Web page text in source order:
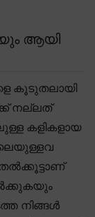
ആയി
കൂടുതലായി
നല്ലത്
കളികളായ
നിങ്ങൾ